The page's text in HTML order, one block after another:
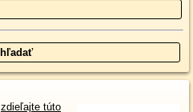
zdieľajte túto